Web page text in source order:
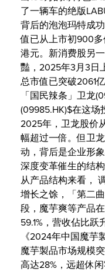
了一辆车的绝版
背后的泡泡玛特成
值已从上市初900
港元。新消费股另
豔，2025年3月3日
总市值已突破2061亿
「国民辣条」卫龙
(09985.HK)$在这场
2025年，卫龙股价
幅超过一倍。但卫
动，背后是企业形
深度变革催生的结构
从产品结构来看，
增长之馀，「第二
段，魔芋爽等产品
59.1%，营收佔比
《2024年中国魔
魔芋製品市场规模
高达28%，远超休